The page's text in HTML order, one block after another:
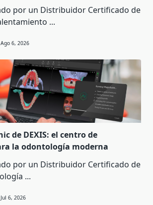
por un Distribuidor Certificado de
...
Ago 6, 2026
de DEXIS: el centro de
la odontología moderna
por un Distribuidor Certificado de
...
Jul 6, 2026